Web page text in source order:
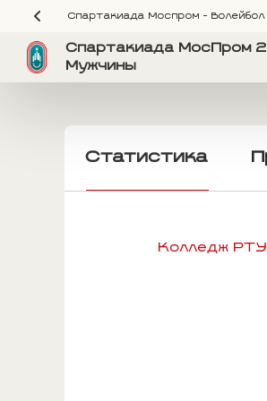
Спартакиада Моспром - Волейбол
Спартакиада МосПром
Мужчины
Статистика
Колледж